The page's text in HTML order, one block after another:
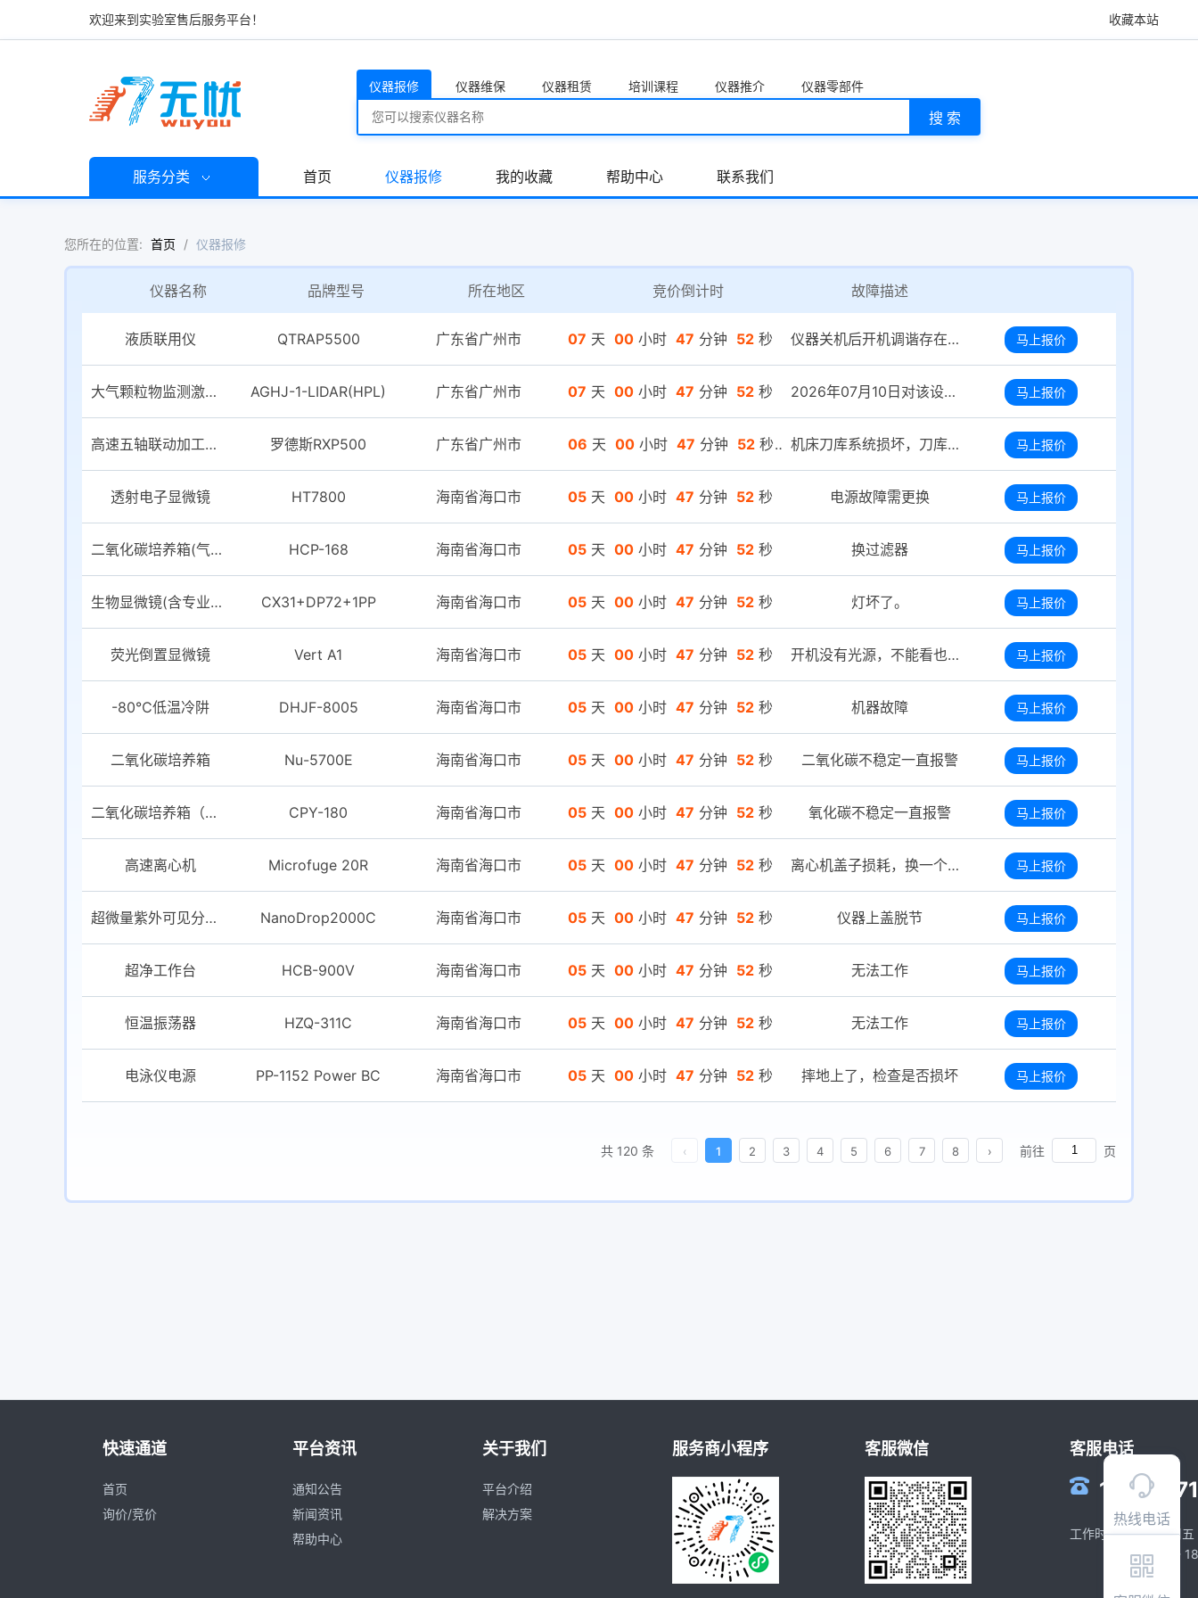
欢迎来到实验室售后服务平台！ 收藏本站
仪器报修 仪器维保 仪器租赁 培训课程 仪器推介 仪器零部件
搜 索
服务分类 首页 仪器报修 我的收藏 帮助中心 联系我们
您所在的位置: 首页 / 仪器报修
仪器名称 品牌型号 所在地区 竞价倒计时 故障描述
液质联用仪 QTRAP5500 广东省广州市 07 天 00 小时 47 分钟 52 秒 仪器关机后开机调谐存在故障，仪器检测数据显示仪器状态非正常，需要维护人员上门调试。 仪器异常表示如下： 正离子只有低质量数有峰，高质量数没有信号，负离子有峰且有数值，但是信号比较低。 维修要求：仪器品牌授权的维修公司 马上报价
大气颗粒物监测激光雷达 AGHJ-1-LIDAR(HPL) 广东省广州市 07 天 00 小时 47 分钟 52 秒 2026年07月10日对该设备维护诊断发现激光光斑内部存在暗斑、局部明暗差的情况，且雷达最大脉冲能量0.6mj(低于最大能量要求)，信号幅值低，探测效果最大探测距离在3-3.5km，低于运行要求。经与厂家工程师沟通及综合诊断，排除窗口片等光路镜片损伤情况，判定该故障原因为由于设备使用年限较久，激光头腔体内部晶体老化，二倍频晶体损伤导致，处理该故障情况需更换激光器二倍频晶体（如不更换持续带故障运行会加速晶体碳化，后续会出现脉冲能量持续下滑，甚至造成二次光路损坏）。 马上报价
高速五轴联动加工中心 罗德斯RXP500 广东省广州市 06 天 00 小时 47 分钟 52 秒 机床刀库系统损坏，刀库封闭门无法正常闭合，无法正常换刀，机床使用年代旧气管老化，多处破损漏气，需要整体更换气管，现机床无法正常开机使用，需上门检测维修。 马上报价
透射电子显微镜 HT7800 海南省海口市 05 天 00 小时 47 分钟 52 秒 电源故障需更换 马上报价
二氧化碳培养箱(气套式) HCP-168 海南省海口市 05 天 00 小时 47 分钟 52 秒 换过滤器 马上报价
生物显微镜(含专业超高分辨率冷CCD) CX31+DP72+1PP 海南省海口市 05 天 00 小时 47 分钟 52 秒 灯坏了。 马上报价
荧光倒置显微镜 Vert A1 海南省海口市 05 天 00 小时 47 分钟 52 秒 开机没有光源，不能看也不能拍照 马上报价
-80℃低温冷阱 DHJF-8005 海南省海口市 05 天 00 小时 47 分钟 52 秒 机器故障 马上报价
二氧化碳培养箱 Nu-5700E 海南省海口市 05 天 00 小时 47 分钟 52 秒 二氧化碳不稳定一直报警 马上报价
二氧化碳培养箱（气套式，容积：≥180L） CPY-180 海南省海口市 05 天 00 小时 47 分钟 52 秒 氧化碳不稳定一直报警 马上报价
高速离心机 Microfuge 20R 海南省海口市 05 天 00 小时 47 分钟 52 秒 离心机盖子损耗，换一个新盖 马上报价
超微量紫外可见分光光度计 NanoDrop2000C 海南省海口市 05 天 00 小时 47 分钟 52 秒 仪器上盖脱节 马上报价
超净工作台 HCB-900V 海南省海口市 05 天 00 小时 47 分钟 52 秒 无法工作 马上报价
恒温振荡器 HZQ-311C 海南省海口市 05 天 00 小时 47 分钟 52 秒 无法工作 马上报价
电泳仪电源 PP-1152 Power BC 海南省海口市 05 天 00 小时 47 分钟 52 秒 摔地上了，检查是否损坏 马上报价
共 120 条 ‹ 1 2 3 4 5 6 7 8 › 前往 页
快速通道
首页
询价/竞价
平台资讯
通知公告
新闻资讯
帮助中心
关于我们
平台介绍
解决方案
服务商小程序 客服微信 客服电话
工作时间：周一到周五
(09:00 -
热线电话